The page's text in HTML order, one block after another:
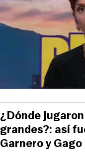
¿Dónde
grandes?: así
Garnero y Gago